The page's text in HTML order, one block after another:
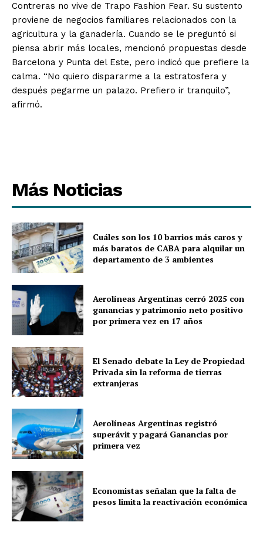
Contreras no vive de Trapo Fashion Fear. Su sustento
proviene de negocios familiares relacionados con la
agricultura y la ganadería. Cuando se le preguntó si
piensa abrir más locales, mencionó propuestas desde
Barcelona y Punta del Este, pero indicó que prefiere la
calma. “No quiero dispararme a la estratosfera y
después pegarme un palazo. Prefiero ir tranquilo”,
afirmó.
Más Noticias
Cuáles son los 10 barrios más caros y
más baratos de CABA para alquilar un
departamento de 3 ambientes
Aerolíneas Argentinas cerró 2025 con
ganancias y patrimonio neto positivo
por primera vez en 17 años
El Senado debate la Ley de Propiedad
Privada sin la reforma de tierras
extranjeras
Aerolíneas Argentinas registró
superávit y pagará Ganancias por
primera vez
Economistas señalan que la falta de
pesos limita la reactivación económica